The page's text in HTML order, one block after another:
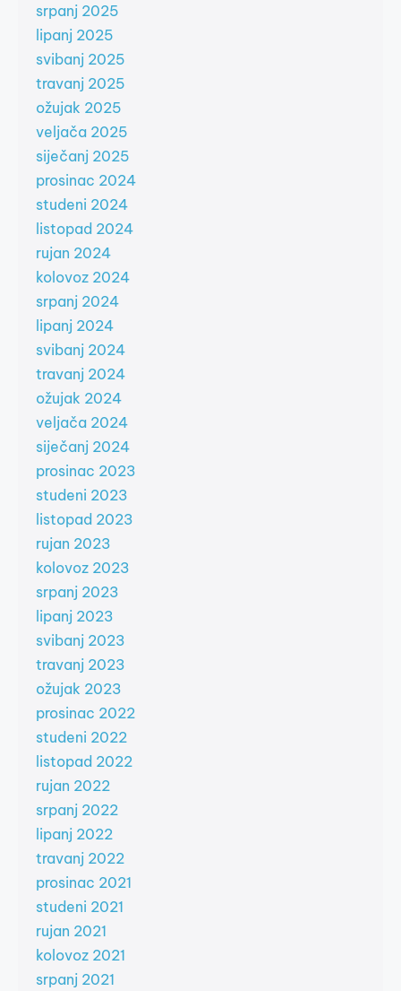
srpanj 2025
lipanj 2025
svibanj 2025
travanj 2025
ožujak 2025
veljača 2025
siječanj 2025
prosinac 2024
studeni 2024
listopad 2024
rujan 2024
kolovoz 2024
srpanj 2024
lipanj 2024
svibanj 2024
travanj 2024
ožujak 2024
veljača 2024
siječanj 2024
prosinac 2023
studeni 2023
listopad 2023
rujan 2023
kolovoz 2023
srpanj 2023
lipanj 2023
svibanj 2023
travanj 2023
ožujak 2023
prosinac 2022
studeni 2022
listopad 2022
rujan 2022
srpanj 2022
lipanj 2022
travanj 2022
prosinac 2021
studeni 2021
rujan 2021
kolovoz 2021
srpanj 2021